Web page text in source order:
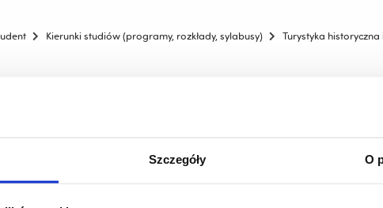
Szczegóły O
Kierunki studiów (programy, rozkłady, sylabusy) Turystyka
historyczna i kulturowa
-Aktualizacja 15.04.2026 r.